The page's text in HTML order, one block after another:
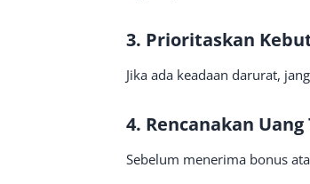
3. Prioritaskan
Jika ada keadaan darurat,
4. Rencanakan
Sebelum menerima bonus